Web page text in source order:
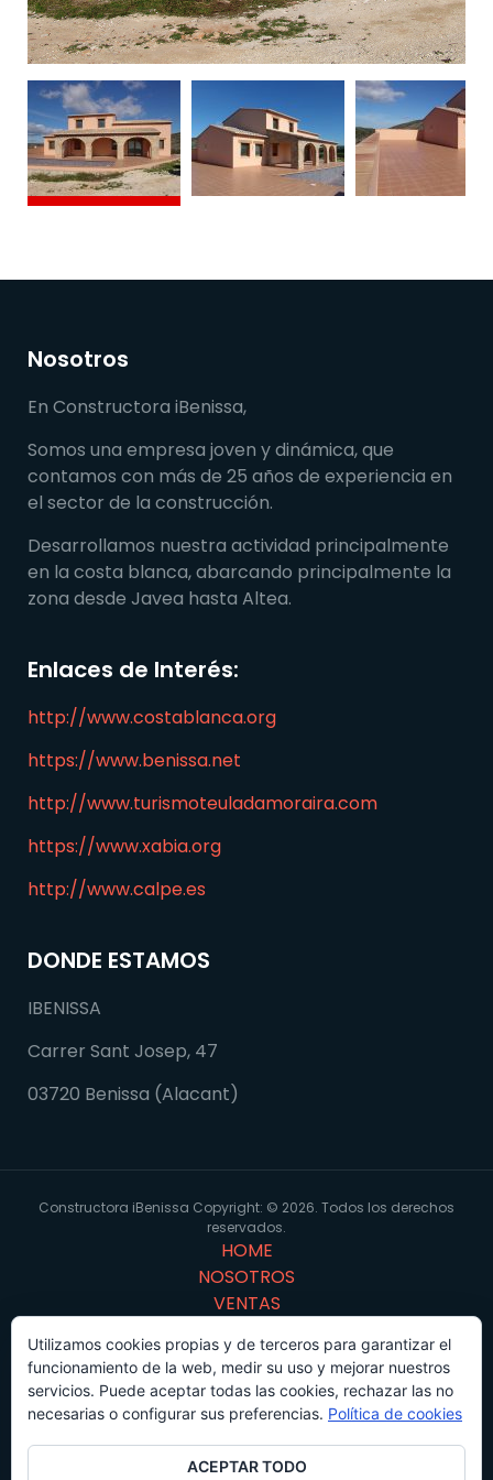
Nosotros
En Constructora iBenissa,
Somos una empresa joven y dinámica, que
contamos con más de 25 años de experiencia en
el sector de la construcción.
Desarrollamos nuestra actividad principalmente
en la costa blanca, abarcando principalmente la
zona desde Javea hasta Altea.
Enlaces de Interés:
http://www.costablanca.org
https://www.benissa.net
http://www.turismoteuladamoraira.com
https://www.xabia.org
http://www.calpe.es
DONDE ESTAMOS
IBENISSA
Carrer Sant Josep, 47
03720 Benissa (Alacant)
Constructora iBenissa Copyright: © 2026. Todos los derechos
reservados.
HOME
NOSOTROS
VENTAS
Virtual 3D
CONTACTO
Proyectos
Utilizamos cookies propias y de terceros para garantizar el
funcionamiento de la web, medir su uso y mejorar nuestros
servicios. Puede aceptar todas las cookies, rechazar las no
necesarias o configurar sus preferencias. Política de cookies
ACEPTAR TODO